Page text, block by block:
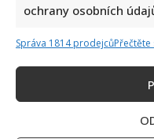
ochrany osobních
Správa 1814 prodejcůPřečtěte
Vědomostní kvíz pro
by se dostal k